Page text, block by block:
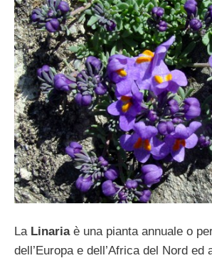
La Linariaè una pianta annuale o
dell’Europa e dell’Africa del Nord ed